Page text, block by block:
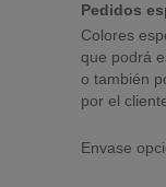
Pedidos
Colores
que podrá
o también
por el
Envase